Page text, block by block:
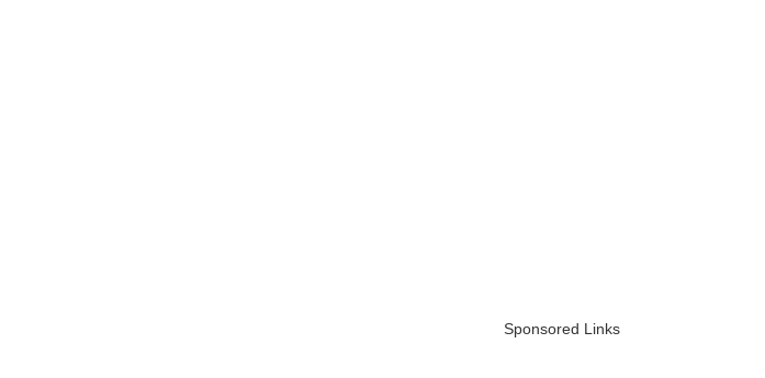
Sponsored Links